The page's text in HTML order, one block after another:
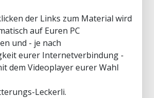
der Links zum Material wird
auf Euren PC
und - je nach
eurer Internetverbindung -
dem Videoplayer eurer Wahl
Leckerli.